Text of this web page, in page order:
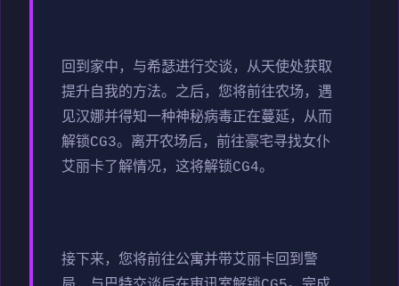
回到家中，与希瑟进行交谈，从天使处获取
提升自我的方法。之后，您将前往农场，遇
见汉娜并得知一种神秘病毒正在蔓延，从而
解锁CG3。离开农场后，前往豪宅寻找女仆
艾丽卡了解情况，这将解锁CG4。
接下来，您将前往公寓并带艾丽卡回到警